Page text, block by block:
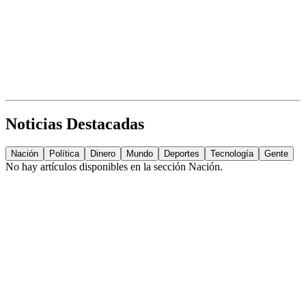
Noticias Destacadas
Nación Política Dinero Mundo Deportes Tecnología Gente
No hay artículos disponibles en la sección Nación.